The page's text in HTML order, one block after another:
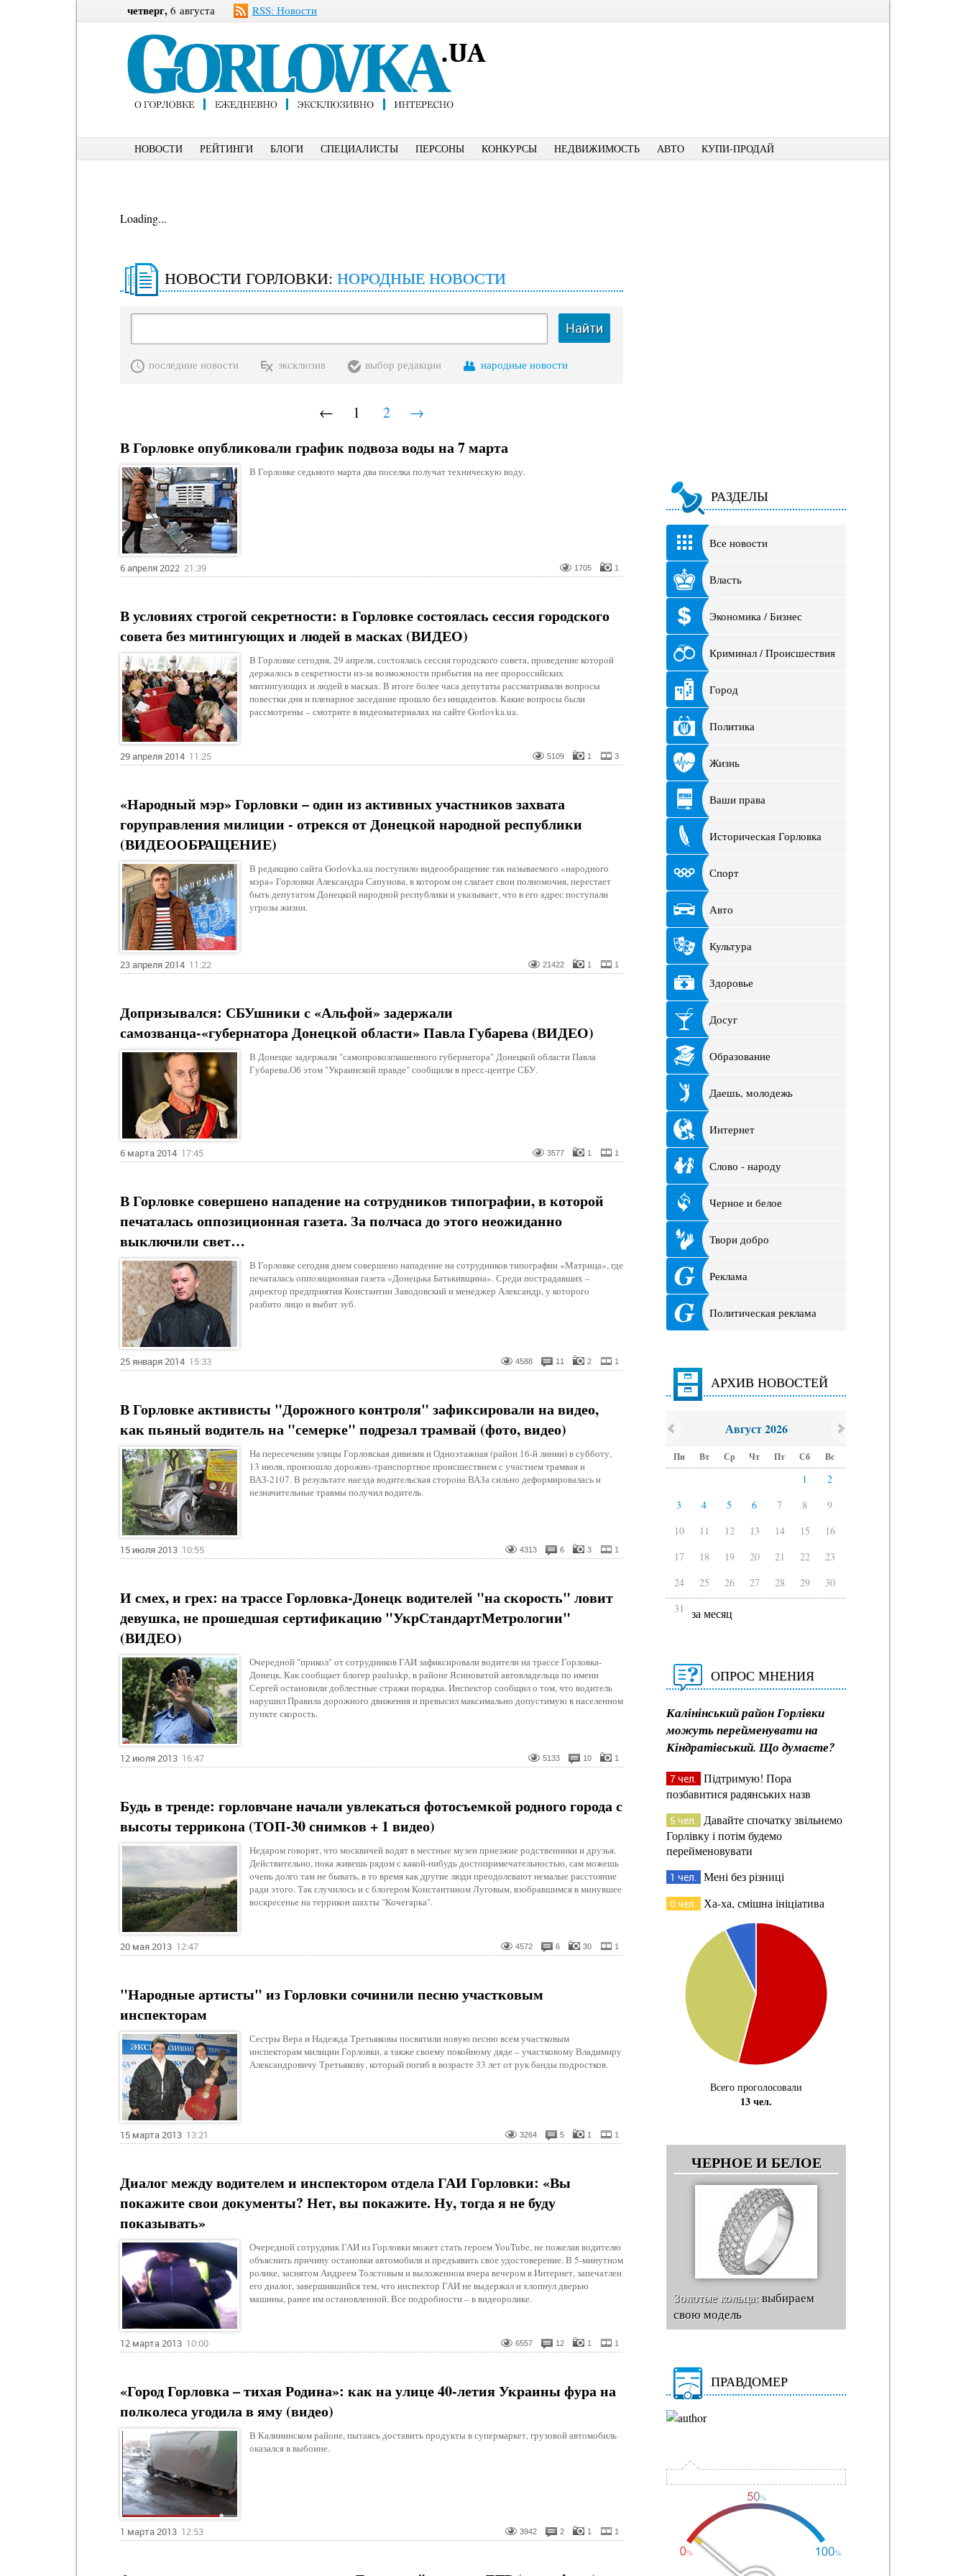
четверг, 6 августа RSS: Новости
НОВОСТИ РЕЙТИНГИ БЛОГИ СПЕЦИАЛИСТЫ ПЕРСОНЫ КОНКУРСЫ НЕДВИЖИМОСТЬ АВТО КУПИ-ПРОДАЙ
Loading...
НОВОСТИ ГОРЛОВКИ: НОРОДНЫЕ НОВОСТИ
Найти
последние новости эксклюзив выбор редакции народные новости
← 1 2 →
В Горловке опубликовали график подвоза воды на 7 марта
В Горловке седьмого марта два поселка получат техническую воду.
6 апреля 2022 21:39 1705 1
В условиях строгой секретности: в Горловке состоялась сессия городского
совета без митингующих и людей в масках (ВИДЕО)
В Горловке сегодня, 29 апреля, состоялась сессия городского совета, проведение которой
держалось в секретности из-за возможности прибытия на нее пророссийских
митингующих и людей в масках. В итоге более часа депутаты рассматривали вопросы
повестки дня и пленарное заседание прошло без инцидентов. Какие вопросы были
рассмотрены – смотрите в видеоматериалах на сайте Gorlovka.ua.
29 апреля 2014 11:25 5109 1 3
«Народный мэр» Горловки – один из активных участников захвата
горуправления милиции - отрекся от Донецкой народной республики
(ВИДЕООБРАЩЕНИЕ)
В редакцию сайта Gorlovka.ua поступило видеообращение так называемого «народного
мэра» Горловки Александра Сапунова, в котором он слагает свои полномочия, перестает
быть депутатом Донецкой народной республики и указывает, что в его адрес поступали
угрозы жизни.
23 апреля 2014 11:22 21422 1 1
Допризывался: СБУшники с «Альфой» задержали
самозванца-«губернатора Донецкой области» Павла Губарева (ВИДЕО)
В Донецке задержали "самопровозглашенного губернатора" Донецкой области Павла
Губарева.Об этом "Украинской правде" сообщили в пресс-центре СБУ.
6 марта 2014 17:45 3577 1 1
В Горловке совершено нападение на сотрудников типографии, в которой
печаталась оппозиционная газета. За полчаса до этого неожиданно
выключили свет…
В Горловке сегодня днем совершено нападение на сотрудников типографии «Матрица», где
печаталась оппозиционная газета «Донецька Батькивщина». Среди пострадавших –
директор предприятия Константин Заводовский и менеджер Александр, у которого
разбито лицо и выбит зуб.
25 января 2014 15:33 4588 11 2 1
В Горловке активисты "Дорожного контроля" зафиксировали на видео,
как пьяный водитель на "семерке" подрезал трамвай (фото, видео)
На пересечении улицы Горловская дивизия и Одноэтажная (район 16-й линии) в субботу,
13 июля, произошло дорожно-транспортное происшествием с участием трамвая и
ВАЗ-2107. В результате наезда водительская сторона ВАЗа сильно деформировалась и
незначительные травмы получил водитель.
15 июля 2013 10:55 4313 6 3 1
И смех, и грех: на трассе Горловка-Донецк водителей "на скорость" ловит
девушка, не прошедшая сертификацию "УкрСтандартМетрологии"
(ВИДЕО)
Очередной "прикол" от сотрудников ГАИ зафиксировали водители на трассе Горловка-
Донецк. Как сообщает блогер pauluskp, в районе Ясиноватой автовладельца по имени
Сергей остановили доблестные стражи порядка. Инспектор сообщил о том, что водитель
нарушил Правила дорожного движения и превысил максимально допустимую в населенном
пункте скорость.
12 июля 2013 16:47 5133 10 1
Будь в тренде: горловчане начали увлекаться фотосъемкой родного города с
высоты террикона (ТОП-30 снимков + 1 видео)
Недаром говорят, что москвичей водят в местные музеи приезжие родственники и друзья.
Действительно, пока живешь рядом с какой-нибудь достопримечательностью, сам можешь
очень долго там не бывать, в то время как другие люди преодолевают немалые расстояние
ради этого. Так случилось и с блогером Константином Луговым, взобравшимся в минувшее
воскресенье на террикон шахты "Кочегарка".
20 мая 2013 12:47 4572 6 30 1
"Народные артисты" из Горловки сочинили песню участковым
инспекторам
Сестры Вера и Надежда Третьяковы посвятили новую песню всем участковым
инспекторам милиции Горловки, а также своему покойному дяде – участковому Владимиру
Александровичу Третьякову, который погиб в возрасте 33 лет от рук банды подростков.
15 марта 2013 13:21 3264 5 1 1
Диалог между водителем и инспектором отдела ГАИ Горловки: «Вы
покажите свои документы? Нет, вы покажите. Ну, тогда я не буду
показывать»
Очередной сотрудник ГАИ из Горловки может стать героем YouTube, не пожелав водителю
объяснить причину остановки автомобиля и предъявить свое удостоверение. В 5-минутном
ролике, заснятом Андреем Толстовым и выложенном вчера вечером в Интернет, запечатлен
его диалог, завершившийся тем, что инспектор ГАИ не выдержал и хлопнул дверью
машины, ранее им остановленной. Все подробности – в видеоролике.
12 марта 2013 10:00 6557 12 1 1
«Город Горловка – тихая Родина»: как на улице 40-летия Украины фура на
полколеса угодила в яму (видео)
В Калининском районе, пытаясь доставить продукты в супермаркет, грузовой автомобиль
оказался в выбоине.
1 марта 2013 12:53 3942 2 1 1
РАЗДЕЛЫ
Все новости
Власть
Экономика / Бизнес
Криминал / Происшествия
Город
Политика
Жизнь
Ваши права
Историческая Горловка
Спорт
Авто
Культура
Здоровье
Досуг
Образование
Даешь, молодежь
Интернет
Слово - народу
Черное и белое
Твори добро
Реклама
Политическая реклама
АРХИВ НОВОСТЕЙ
Август 2026
Пн Вт Ср Чт Пт Сб Вс
1
2
3
4 5 6 7 8
9
10
11 12 13 14 15
16
17
18 19 20 21 22
23
24
25 26 27 28 29
30
31
за месяц
ОПРОС МНЕНИЯ
Калінінський район Горлівки
можуть перейменувати на
Кіндратівський. Що думаєте?
7 чел. Підтримую! Пора
позбавитися радянських назв
5 чел. Давайте спочатку звільнемо
Горлівку і потім будемо
перейменовувати
1 чел. Мені без різниці
0 чел. Ха-ха, смішна ініціатива
Всего проголосовали
13 чел.
ЧЕРНОЕ И БЕЛОЕ
Золотые кольца:выбираем
свою модель
ПРАВДОМЕР